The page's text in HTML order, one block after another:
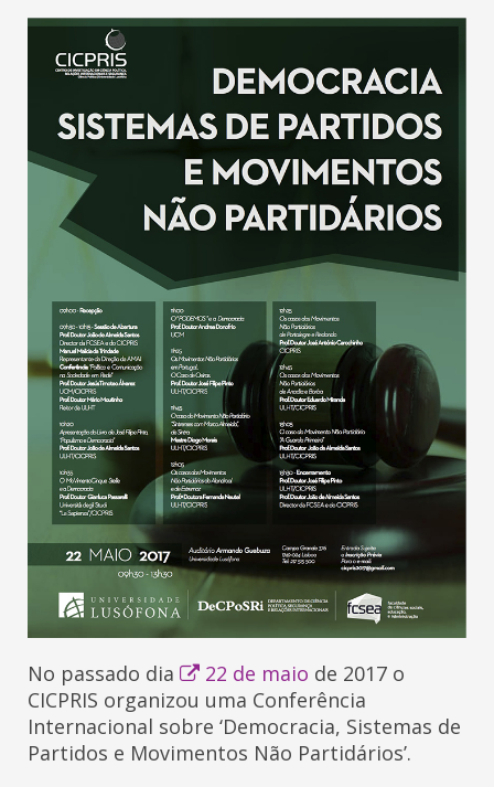
No passado dia 22 de maio de 2017 o
CICPRIS organizou uma Conferência
Internacional sobre ‘Democracia, Sistemas de
Partidos e Movimentos Não Partidários’.